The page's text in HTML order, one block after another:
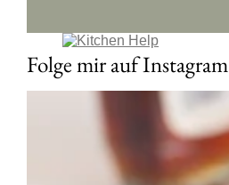
Folge mir auf Instagram